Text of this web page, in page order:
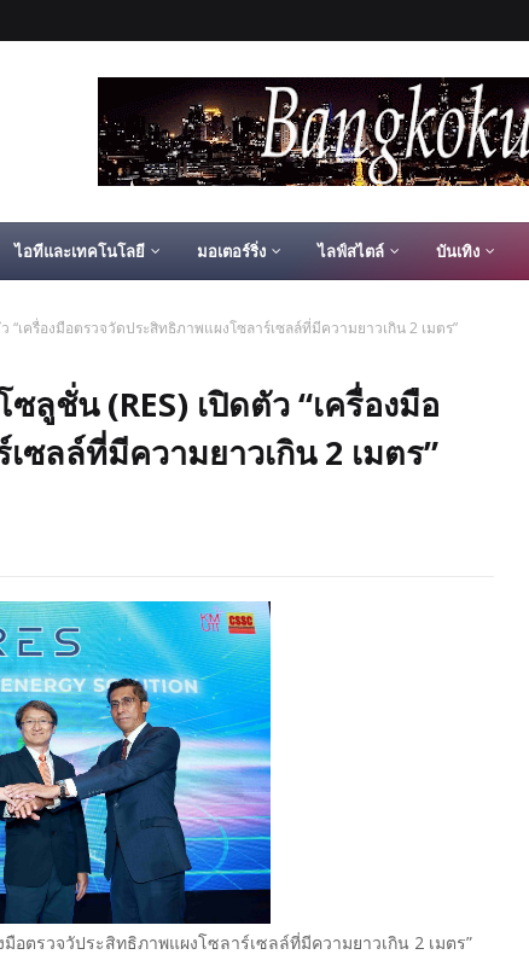
ไอทีและเทคโนโลยี มอเตอร์ริ่ง ไลฟ์สไตล์ บันเทิง
ว “เครื่องมือตรวจวัดประสิทธิภาพแผงโซลาร์เซลล์ที่มีความยาวเกิน 2 เมตร”
ซลูชั่น (RES) เปิดตัว “เครื่องมือ
ซลล์ที่มีความยาวเกิน 2 เมตร”
มือตรวจวัประสิทธิภาพแผงโซลาร์เซลล์ที่มีความยาวเกิน 2 เมตร”